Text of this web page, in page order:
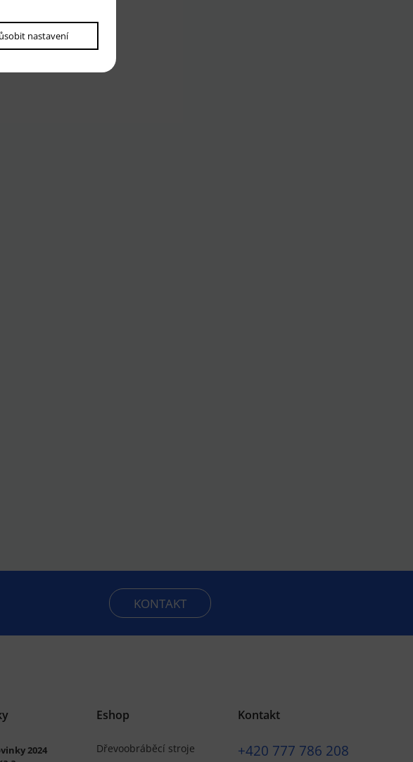
KONTAKT
2024
Eshop
Dřevoobráběcí stroje
Kontakt
+420 777 786 208
nastavení